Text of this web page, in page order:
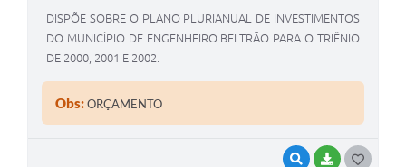
VISUALIZAR
BAIXAR
DISPÕE SOBRE O PLANO PLURIANUAL DE INVESTIMENTOS
DO MUNICÍPIO DE ENGENHEIRO BELTRÃO PARA O TRIÊNIO
DE 2000, 2001 E 2002.
Obs:ORÇAMENTO